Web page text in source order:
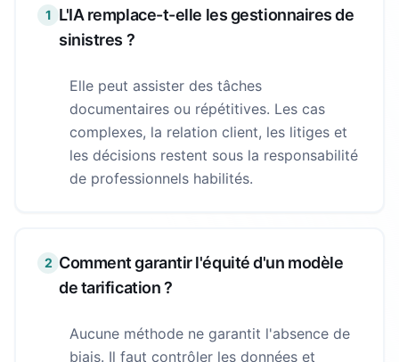
1 L'IA remplace-t-elle les gestionnaires de
sinistres ?
Elle peut assister des tâches
documentaires ou répétitives. Les cas
complexes, la relation client, les litiges et
les décisions restent sous la responsabilité
de professionnels habilités.
2 Comment garantir l'équité d'un modèle
de tarification ?
Aucune méthode ne garantit l'absence de
biais. Il faut contrôler les données et